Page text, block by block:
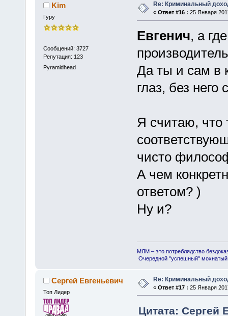
Kim
Гуру
Сообщений: 3727
Репутация: 123
Pyramidhead
Re: Криминальный
« Ответ #16 : 25 Января
Евгенич, а
Да ты и сам в
глаз, без него
Я считаю, что
чисто
А чем
ответом? )
Ну и?
МЛМ – это потреблядство
Очередной "успешный"
Сергей Евгеньевич
Топ Лидер
Re: Криминальный
« Ответ #17 : 25 Января
Цитата: Сергей